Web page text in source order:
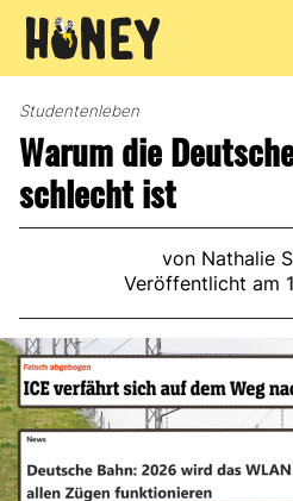
Inhalt
Studentenleben
Warum die
schlecht ist
von Nathalie
Veröffentlicht am